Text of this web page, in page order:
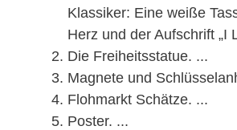
Klassiker: Eine weiße
Herz und der Aufschrift „I
Die Freiheitsstatue. ...
Magnete und
Flohmarkt Schätze. ...
Poster. ...